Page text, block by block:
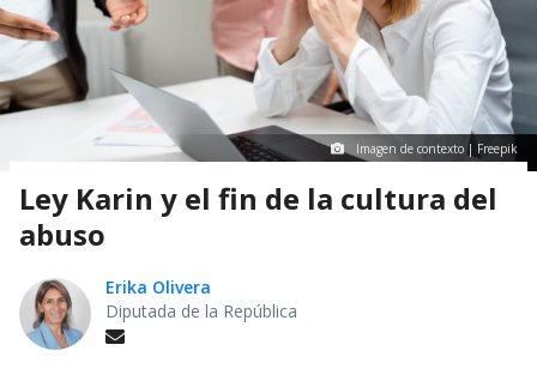
Imagen de contexto | Freepik
Ley Karin y el fin de la cultura del
abuso
Erika Olivera
Diputada de la República